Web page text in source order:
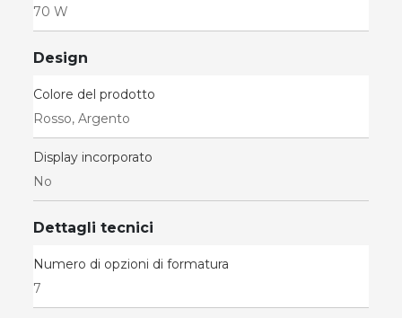
70 W
Design
Colore del prodotto
Rosso, Argento
Display incorporato
No
Dettagli tecnici
Numero di opzioni di formatura
7